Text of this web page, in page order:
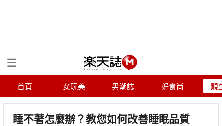
首頁 女玩美 男潮誌 好食尚 靚
睡不著怎麼辦？教您如何改善睡眠品質